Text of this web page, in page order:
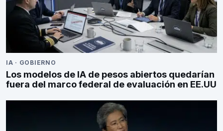
IA · GOBIERNO
Los modelos de IA de pesos abiertos quedarían
fuera del marco federal de evaluación en EE.UU